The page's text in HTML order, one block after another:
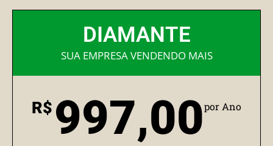
DIAMANTE
SUA EMPRESA VENDENDO MAIS
R$ 997,00por Ano